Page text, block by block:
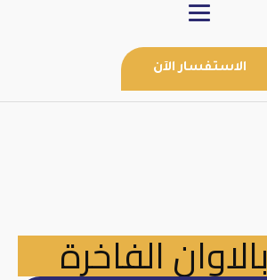
الاستفسار الآن
الفاخرة